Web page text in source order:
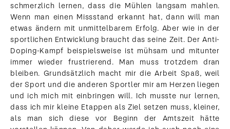
schmerzlich lernen, dass die Mühlen langsam mahlen.
Wenn man einen Missstand erkannt hat, dann will man
etwas ändern mit unmittelbarem Erfolg. Aber wie in der
sportlichen Entwicklung braucht das seine Zeit. Der Anti-
Doping-Kampf beispielsweise ist mühsam und mitunter
immer wieder frustrierend. Man muss trotzdem dran
bleiben. Grundsätzlich macht mir die Arbeit Spaß, weil
der Sport und die anderen Sportler mir am Herzen liegen
und ich mich mit einbringen will. Ich musste nur lernen,
dass ich mir kleine Etappen als Ziel setzen muss, kleiner,
als man sich diese vor Beginn der Amtszeit hätte